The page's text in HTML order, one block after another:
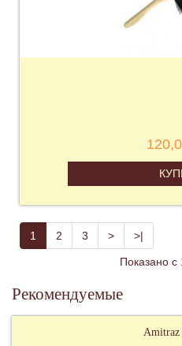
1 2 3 > >|
Показано с
Рекомендуемые